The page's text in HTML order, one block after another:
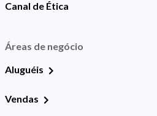
Canal de Ética
Áreas de negócio
Aluguéis
Vendas